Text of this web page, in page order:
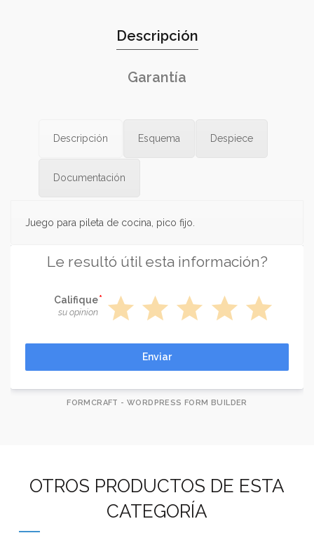
Descripción
Garantía
Descripción Esquema Despiece
Documentación
Juego para pileta de cocina, pico fijo.
Le resultó útil esta información?
Califique
su opinion star star star star star
Enviar
FORMCRAFT - WORDPRESS FORM BUILDER
OTROS PRODUCTOS DE ESTA
CATEGORÍA